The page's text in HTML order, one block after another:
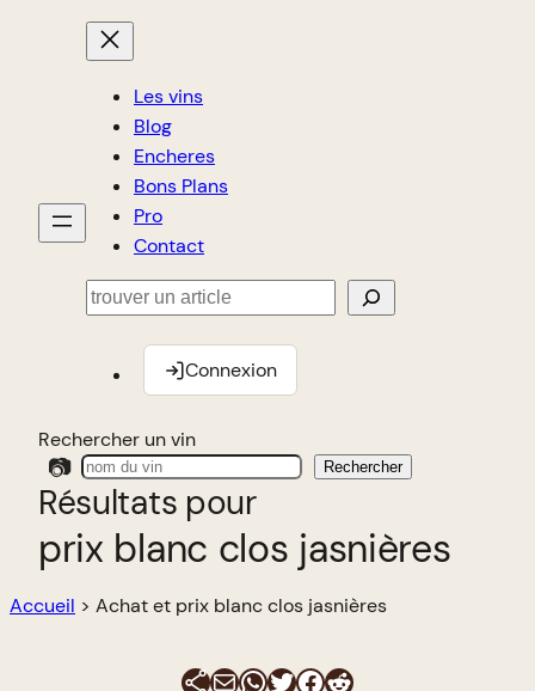
Les vins
Blog
Encheres
Bons Plans
Pro
Contact
Rechercher
Connexion
Rechercher un vin
📷 Rechercher
Résultats pour
prix blanc clos jasnières
Accueil > Achat et prix blanc clos jasnières
E-mailWhatsApp
Twitter
Facebook
Reddit